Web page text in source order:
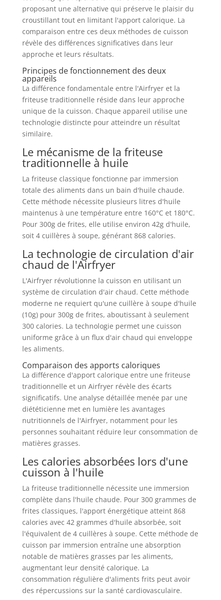
proposant une alternative qui préserve le plaisir du
croustillant tout en limitant l'apport calorique. La
comparaison entre ces deux méthodes de cuisson
révèle des différences significatives dans leur
approche et leurs résultats.
Principes de fonctionnement des deux
appareils
La différence fondamentale entre l'Airfryer et la
friteuse traditionnelle réside dans leur approche
unique de la cuisson. Chaque appareil utilise une
technologie distincte pour atteindre un résultat
similaire.
Le mécanisme de la friteuse
traditionnelle à huile
La friteuse classique fonctionne par immersion
totale des aliments dans un bain d'huile chaude.
Cette méthode nécessite plusieurs litres d'huile
maintenus à une température entre 160°C et 180°C.
Pour 300g de frites, elle utilise environ 42g d'huile,
soit 4 cuillères à soupe, générant 868 calories.
La technologie de circulation d'air
chaud de l'Airfryer
L'Airfryer révolutionne la cuisson en utilisant un
système de circulation d'air chaud. Cette méthode
moderne ne requiert qu'une cuillère à soupe d'huile
(10g) pour 300g de frites, aboutissant à seulement
300 calories. La technologie permet une cuisson
uniforme grâce à un flux d'air chaud qui enveloppe
les aliments.
Comparaison des apports caloriques
La différence d'apport calorique entre une friteuse
traditionnelle et un Airfryer révèle des écarts
significatifs. Une analyse détaillée menée par une
diététicienne met en lumière les avantages
nutritionnels de l'Airfryer, notamment pour les
personnes souhaitant réduire leur consommation de
matières grasses.
Les calories absorbées lors d'une
cuisson à l'huile
La friteuse traditionnelle nécessite une immersion
complète dans l'huile chaude. Pour 300 grammes de
frites classiques, l'apport énergétique atteint 868
calories avec 42 grammes d'huile absorbée, soit
l'équivalent de 4 cuillères à soupe. Cette méthode de
cuisson par immersion entraîne une absorption
notable de matières grasses par les aliments,
augmentant leur densité calorique. La
consommation régulière d'aliments frits peut avoir
des répercussions sur la santé cardiovasculaire.